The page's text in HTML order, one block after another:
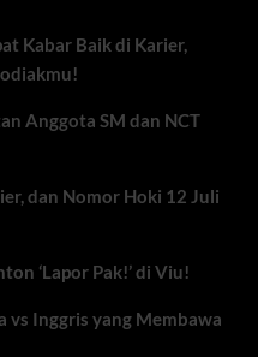
Kabar Baik di Karier,
Anggota SM dan NCT
dan Nomor Hoki 12 Juli
‘Lapor Pak!’ di Viu!
vs Inggris yang Membawa